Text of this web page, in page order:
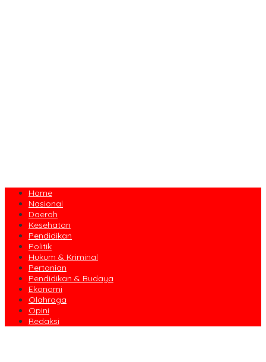
Home
Nasional
Daerah
Kesehatan
Pendidikan
Politik
Hukum & Kriminal
Pertanian
Pendidikan & Budaya
Ekonomi
Olahraga
Opini
Redaksi